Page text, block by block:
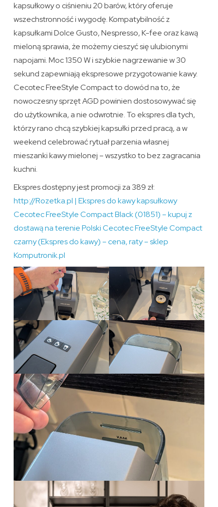
kapsułkowy o ciśnieniu 20 barów, który oferuje
wszechstronność i wygodę. Kompatybilność z
kapsułkami Dolce Gusto, Nespresso, K-fee oraz kawą
mieloną sprawia, że możemy cieszyć się ulubionymi
napojami. Moc 1350 W i szybkie nagrzewanie w 30
sekund zapewniają ekspresowe przygotowanie kawy.
Cecotec FreeStyle Compact to dowód na to, że
nowoczesny sprzęt AGD powinien dostosowywać się
do użytkownika, a nie odwrotnie. To ekspres dla tych,
którzy rano chcą szybkiej kapsułki przed pracą, a w
weekend celebrować rytuał parzenia własnej
mieszanki kawy mielonej – wszystko to bez zagracania
kuchni.
Ekspres dostępny jest promocji za 389 zł:
http://Rozetka.pl | Ekspres do kawy kapsułkowy
Cecotec FreeStyle Compact Black (01851) – kupuj z
dostawą na terenie Polski Cecotec FreeStyle Compact
czarny (Ekspres do kawy) – cena, raty – sklep
Komputronik.pl